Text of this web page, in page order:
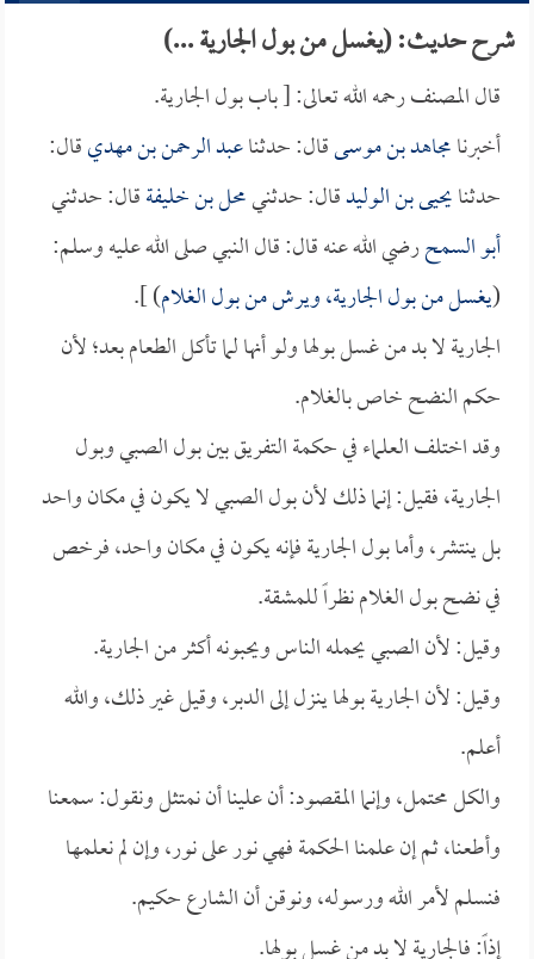
شرح حديث: (يغسل من بول الجارية ...)
قال المصنف رحمه الله تعالى: [ باب بول الجارية.
أخبرنامجاهد بن موسىقال: حدثناعبد الرحمن بن مهديقال:
حدثنايحيى بن الوليدقال: حدثنيمحل بن خليفةقال: حدثني
أبو السمحرضي الله عنه قال: قال النبي صلى الله عليه وسلم:
(يغسل من بول الجارية، ويرش من بول الغلام) ].
الجارية لا بد من غسل بولها ولو أنها لما تأكل الطعام بعد؛ لأن
حكم النضح خاص بالغلام.
وقد اختلف العلماء في حكمة التفريق بين بول الصبي وبول
الجارية، فقيل: إنما ذلك لأن بول الصبي لا يكون في مكان واحد
بل ينتشر، وأما بول الجارية فإنه يكون في مكان واحد، فرخص
في نضح بول الغلام نظراً للمشقة.
وقيل: لأن الصبي يحمله الناس ويحبونه أكثر من الجارية.
وقيل: لأن الجارية بولها ينزل إلى الدبر، وقيل غير ذلك، والله
أعلم.
والكل محتمل، وإنما المقصود: أن علينا أن نمتثل ونقول: سمعنا
وأطعنا، ثم إن علمنا الحكمة فهي نور على نور، وإن لم نعلمها
فنسلم لأمر الله ورسوله، ونوقن أن الشارع حكيم.